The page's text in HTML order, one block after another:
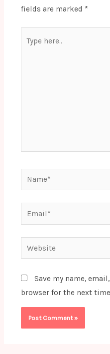
fields are marked *
here..
Name*
Email*
Website
Save my name,
browser for the next